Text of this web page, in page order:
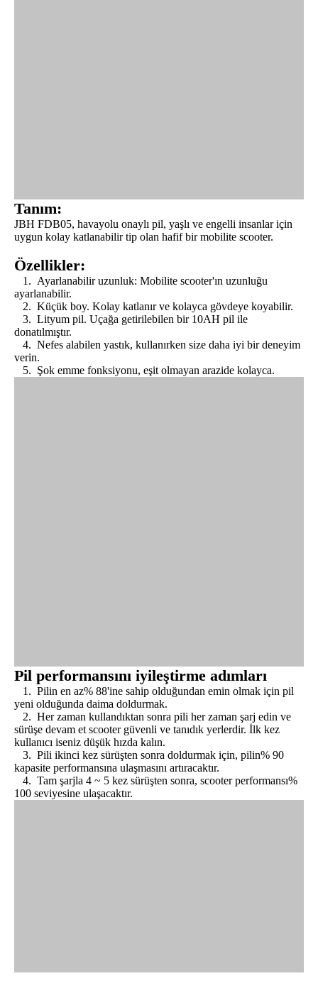
Tanım:
JBH FDB05, havayolu onaylı pil, yaşlı ve engelli insanlar için
uygun kolay katlanabilir tip olan hafif bir mobilite scooter.
Özellikler:
1. Ayarlanabilir uzunluk: Mobilite scooter'ın uzunluğu
ayarlanabilir.
2. Küçük boy. Kolay katlanır ve kolayca gövdeye koyabilir.
3. Lityum pil. Uçağa getirilebilen bir 10AH pil ile
donatılmıştır.
4. Nefes alabilen yastık, kullanırken size daha iyi bir deneyim
verin.
5. Şok emme fonksiyonu, eşit olmayan arazide kolayca.
Pil performansını iyileştirme adımları
1. Pilin en az% 88'ine sahip olduğundan emin olmak için pil
yeni olduğunda daima doldurmak.
2. Her zaman kullandıktan sonra pili her zaman şarj edin ve
sürüşe devam et scooter güvenli ve tanıdık yerlerdir. İlk kez
kullanıcı iseniz düşük hızda kalın.
3. Pili ikinci kez sürüşten sonra doldurmak için, pilin% 90
kapasite performansına ulaşmasını artıracaktır.
4. Tam şarjla 4 ~ 5 kez sürüşten sonra, scooter performansı%
100 seviyesine ulaşacaktır.